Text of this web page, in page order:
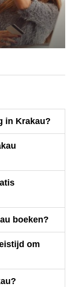
in Krakau?
boeken?
om